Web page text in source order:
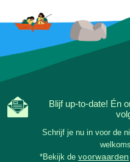
Blijf up-to-date! Én
Schrijf je nu in voor de
*Bekijk de voorwaarden